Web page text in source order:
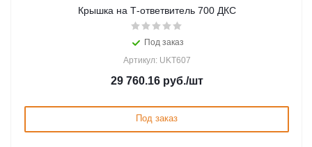
Крышка на Т-ответвитель 700 ДКС
Под заказ
Артикул: UKT607
29 760.16руб./шт
Под заказ